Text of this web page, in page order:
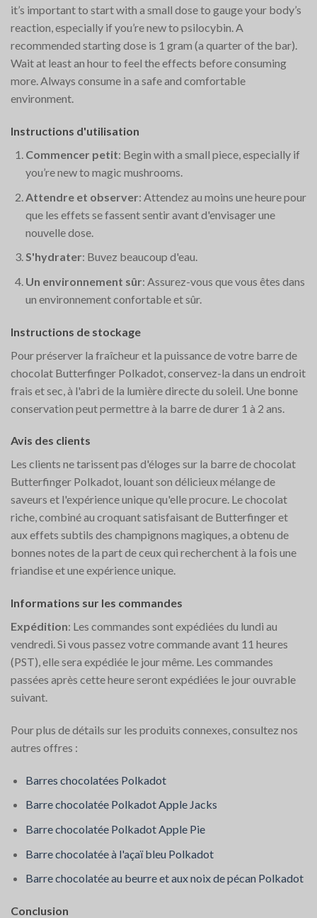
it’s important to start with a small dose to gauge your body’s
reaction, especially if you’re new to psilocybin. A
recommended starting dose is 1 gram (a quarter of the bar).
Wait at least an hour to feel the effects before consuming
more. Always consume in a safe and comfortable
environment.
Instructions d'utilisation
Commencer petit: Begin with a small piece, especially if
you’re new to magic mushrooms.
Attendre et observer: Attendez au moins une heure pour
que les effets se fassent sentir avant d'envisager une
nouvelle dose.
S'hydrater: Buvez beaucoup d'eau.
Un environnement sûr: Assurez-vous que vous êtes dans
un environnement confortable et sûr.
Instructions de stockage
Pour préserver la fraîcheur et la puissance de votre barre de
chocolat Butterfinger Polkadot, conservez-la dans un endroit
frais et sec, à l'abri de la lumière directe du soleil. Une bonne
conservation peut permettre à la barre de durer 1 à 2 ans.
Avis des clients
Les clients ne tarissent pas d'éloges sur la barre de chocolat
Butterfinger Polkadot, louant son délicieux mélange de
saveurs et l'expérience unique qu'elle procure. Le chocolat
riche, combiné au croquant satisfaisant de Butterfinger et
aux effets subtils des champignons magiques, a obtenu de
bonnes notes de la part de ceux qui recherchent à la fois une
friandise et une expérience unique.
Informations sur les commandes
Expédition: Les commandes sont expédiées du lundi au
vendredi. Si vous passez votre commande avant 11 heures
(PST), elle sera expédiée le jour même. Les commandes
passées après cette heure seront expédiées le jour ouvrable
suivant.
Pour plus de détails sur les produits connexes, consultez nos
autres offres :
Barres chocolatées Polkadot
Barre chocolatée Polkadot Apple Jacks
Barre chocolatée Polkadot Apple Pie
Barre chocolatée à l'açaï bleu Polkadot
Barre chocolatée au beurre et aux noix de pécan Polkadot
Conclusion